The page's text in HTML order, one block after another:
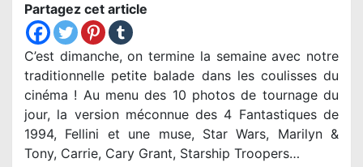
Partagez cet article
C’est dimanche, on termine la semaine avec notre
traditionnelle petite balade dans les coulisses du
cinéma ! Au menu des 10 photos de tournage du
jour, la version méconnue des 4 Fantastiques de
1994, Fellini et une muse, Star Wars, Marilyn &
Tony, Carrie, Cary Grant, Starship Troopers…